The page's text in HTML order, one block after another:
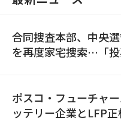
合同捜査本部、中央
を再度家宅捜索…「
ポスコ・フューチャ
ッテリー企業とLFP